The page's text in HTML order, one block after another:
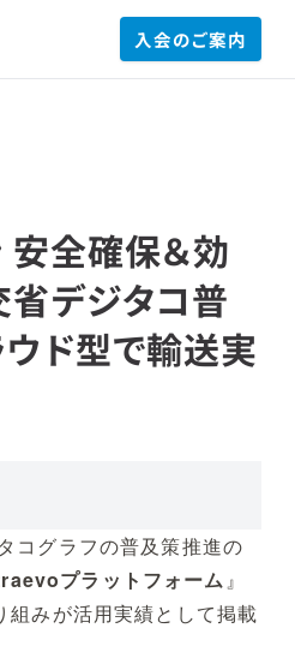
入会のご案内
全確保＆効
デジタコ普
ド型で輸送実
コグラフの普及策推進の
プラットフォーム』
組みが活用実績として掲載